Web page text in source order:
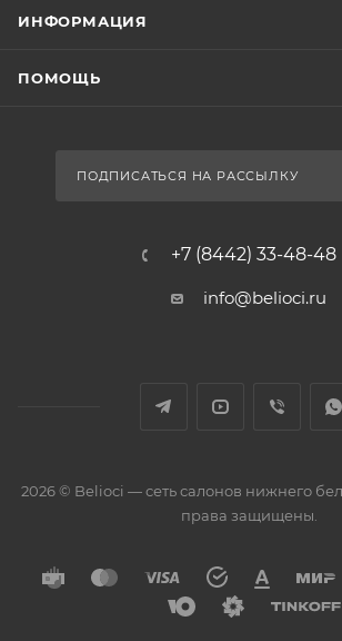
ИНФОРМАЦИЯ
ПОМОЩЬ
ПОДПИСАТЬСЯ НА РАССЫЛКУ
+7 (8442) 33-48-48
info@belioci.ru
2026 © Belioci — сеть салонов нижнего
права защищены.